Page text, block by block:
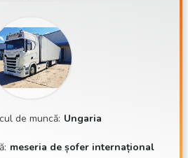
de muncă: Ungaria
meseria de șofer internațional